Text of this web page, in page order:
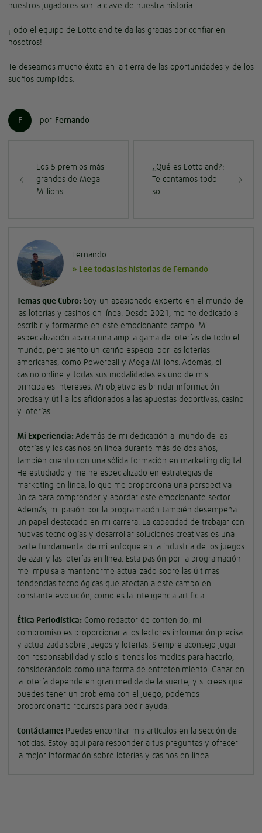
nuestros jugadores son la clave de nuestra historia.
¡Todo el equipo de Lottoland te da las gracias por confiar en
nosotros!
Te deseamos mucho éxito en la tierra de las oportunidades y de los
sueños cumplidos.
F por Fernando
Los 5 premios más
grandes de Mega
Millions
¿Qué es Lottoland?:
Te contamos todo
so…
Fernando
» Lee todas las historias de Fernando
Temas que Cubro: Soy un apasionado experto en el mundo de
las loterías y casinos en línea. Desde 2021, me he dedicado a
escribir y formarme en este emocionante campo. Mi
especialización abarca una amplia gama de loterías de todo el
mundo, pero siento un cariño especial por las loterías
americanas, como Powerball y Mega Millions. Además, el
casino online y todas sus modalidades es uno de mis
principales intereses. Mi objetivo es brindar información
precisa y útil a los aficionados a las apuestas deportivas, casino
y loterías.
Mi Experiencia: Además de mi dedicación al mundo de las
loterías y los casinos en línea durante más de dos años,
también cuento con una sólida formación en marketing digital.
He estudiado y me he especializado en estrategias de
marketing en línea, lo que me proporciona una perspectiva
única para comprender y abordar este emocionante sector.
Además, mi pasión por la programación también desempeña
un papel destacado en mi carrera. La capacidad de trabajar con
nuevas tecnologías y desarrollar soluciones creativas es una
parte fundamental de mi enfoque en la industria de los juegos
de azar y las loterías en línea. Esta pasión por la programación
me impulsa a mantenerme actualizado sobre las últimas
tendencias tecnológicas que afectan a este campo en
constante evolución, como es la inteligencia artificial.
Ética Periodística: Como redactor de contenido, mi
compromiso es proporcionar a los lectores información precisa
y actualizada sobre juegos y loterías. Siempre aconsejo jugar
con responsabilidad y solo si tienes los medios para hacerlo,
considerándolo como una forma de entretenimiento. Ganar en
la lotería depende en gran medida de la suerte, y si crees que
puedes tener un problema con el juego, podemos
proporcionarte recursos para pedir ayuda.
Contáctame: Puedes encontrar mis artículos en la sección de
noticias. Estoy aquí para responder a tus preguntas y ofrecer
la mejor información sobre loterías y casinos en línea.